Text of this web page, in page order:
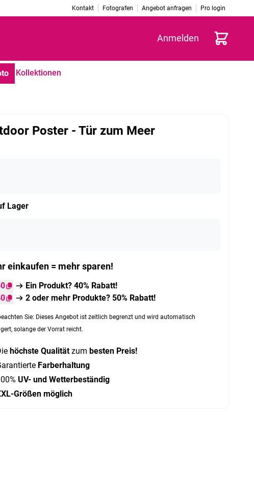
Kontakt Fotografen Angebot anfragen Pro login
Anmelden Warenkorb
Kollektionen
Poster - Tür zum Meer
Lager
einkaufen = mehr sparen!
Ein Produkt? 40% Rabatt!
2 oder mehr Produkte? 50% Rabatt!
Sie: Dieses Angebot ist zeitlich begrenzt und wird automatisch
solange der Vorrat reicht.
höchste Qualitätzum besten Preis!
Farberhaltung
UV- und Wetterbeständig
Größen möglich